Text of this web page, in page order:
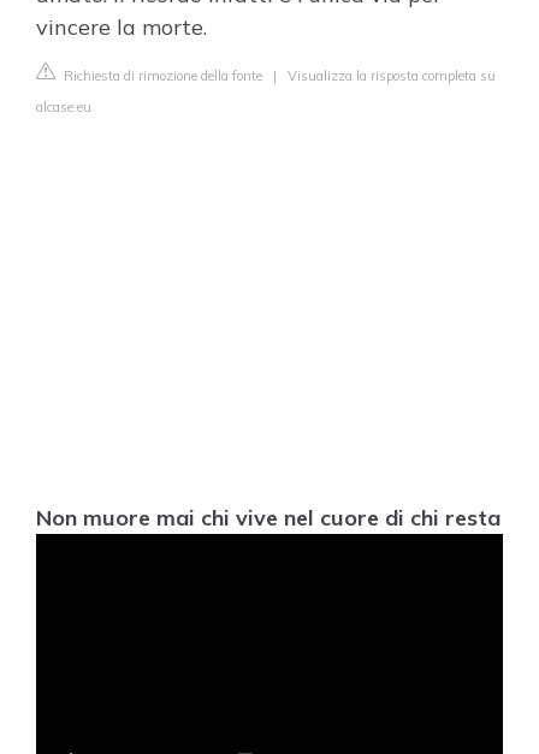
vincere la morte.
Richiesta di rimozione della fonte | Visualizza la risposta completa su
alcase.eu
Non muore mai chi vive nel cuore di chi resta